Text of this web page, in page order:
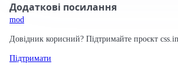
Додаткові посилання
mod
Довідник корисний? Підтримайте проєкт
Підтримати